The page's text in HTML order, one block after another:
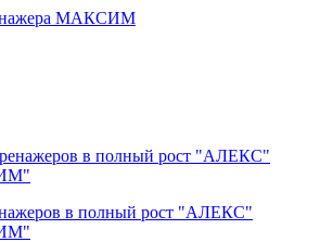
МАКСИМ
в полный рост "АЛЕКС"